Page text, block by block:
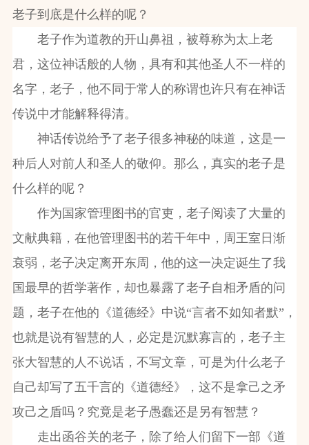
老子到底是什么样的呢？
老子作为道教的开山鼻祖，被尊称为太上老
君，这位神话般的人物，具有和其他圣人不一样的
名字，老子，他不同于常人的称谓也许只有在神话
传说中才能解释得清。
神话传说给予了老子很多神秘的味道，这是一
种后人对前人和圣人的敬仰。那么，真实的老子是
什么样的呢？
作为国家管理图书的官吏，老子阅读了大量的
文献典籍，在他管理图书的若干年中，周王室日渐
衰弱，老子决定离开东周，他的这一决定诞生了我
国最早的哲学著作，却也暴露了老子自相矛盾的问
题，老子在他的《道德经》中说“言者不如知者默”，
也就是说有智慧的人，必定是沉默寡言的，老子主
张大智慧的人不说话，不写文章，可是为什么老子
自己却写了五千言的《道德经》，这不是拿己之矛
攻己之盾吗？究竟是老子愚蠢还是另有智慧？
走出函谷关的老子，除了给人们留下一部《道